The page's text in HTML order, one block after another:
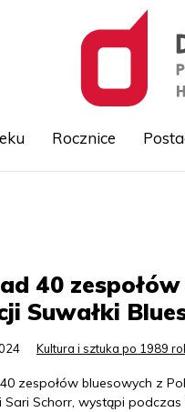
Rocznice
40
Suwałki
Kultura i sztuka po 1989
zespołów bluesowych z
Sari Schorr, wystąpi podczas